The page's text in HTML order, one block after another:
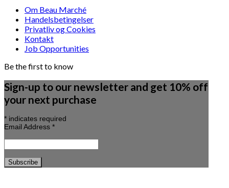
Om Beau Marché
Handelsbetingelser
Privatliv og Cookies
Kontakt
Job Opportunities
Be the first to know
Sign-up to our newsletter and get 10% off
your next purchase
* indicates required
Email Address *